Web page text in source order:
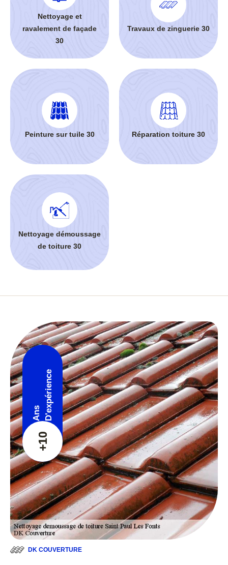
Nettoyage et
ravalement de façade
30
Travaux de zinguerie 30
Peinture sur tuile 30 Réparation toiture 30
Nettoyage démoussage
de toiture 30
+10
Ans D'expérience
DK COUVERTURE